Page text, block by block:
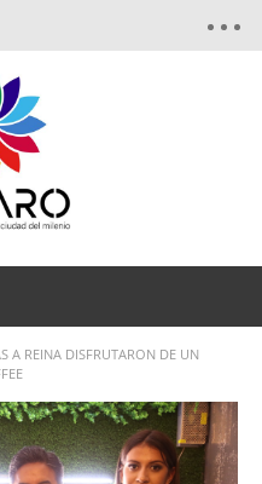
A REINA DISFRUTARON DE UN